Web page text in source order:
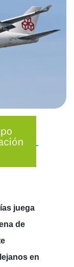
juega
de
en